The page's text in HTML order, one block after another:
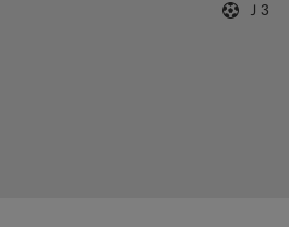
Ｊ3